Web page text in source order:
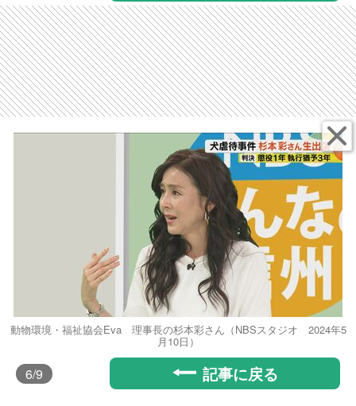
動物環境・福祉協会Eva 理事長の杉本彩さん（NBSスタジオ 2024年5
月10日）
6/9 記事に戻る